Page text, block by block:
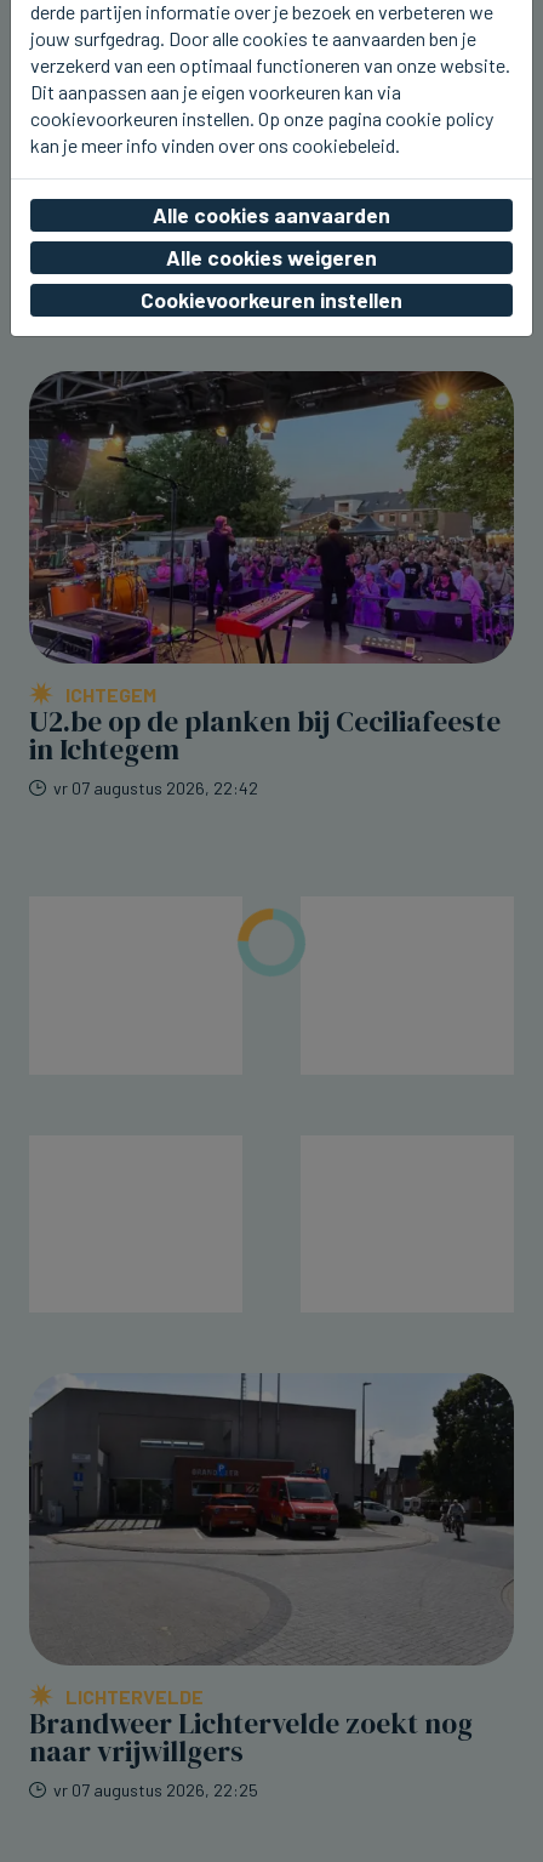
Dit weekend Streekbierenfestival in
Diksmuide
vr 07 augustus 2026, 23:14
ICHTEGEM
U2.be op de planken bij Ceciliafeeste
in Ichtegem
vr 07 augustus 2026, 22:42
LICHTERVELDE
Brandweer Lichtervelde zoekt nog
naar vrijwillgers
vr 07 augustus 2026, 22:25
derde partijen informatie over je bezoek en verbeteren we
jouw surfgedrag. Door alle cookies te aanvaarden ben je
verzekerd van een optimaal functioneren van onze website.
Dit aanpassen aan je eigen voorkeuren kan via
cookievoorkeuren instellen. Op onze pagina cookie policy
kan je meer info vinden over ons cookiebeleid.
Alle cookies aanvaarden
Alle cookies weigeren
Cookievoorkeuren instellen